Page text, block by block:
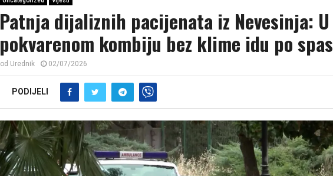
Patnja dijaliznih pacijenata iz Nevesinja: U
pokvarenom kombiju bez klime idu po spas
od Urednik 02/07/2026
PODIJELI